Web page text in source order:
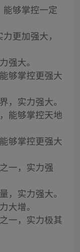
够掌控一定
更加强大，
强大。
够掌控更强大
，实力强大。
能够掌控天地
够掌控更强大
一，实力强
，实力强大。
大增。
一，实力极其